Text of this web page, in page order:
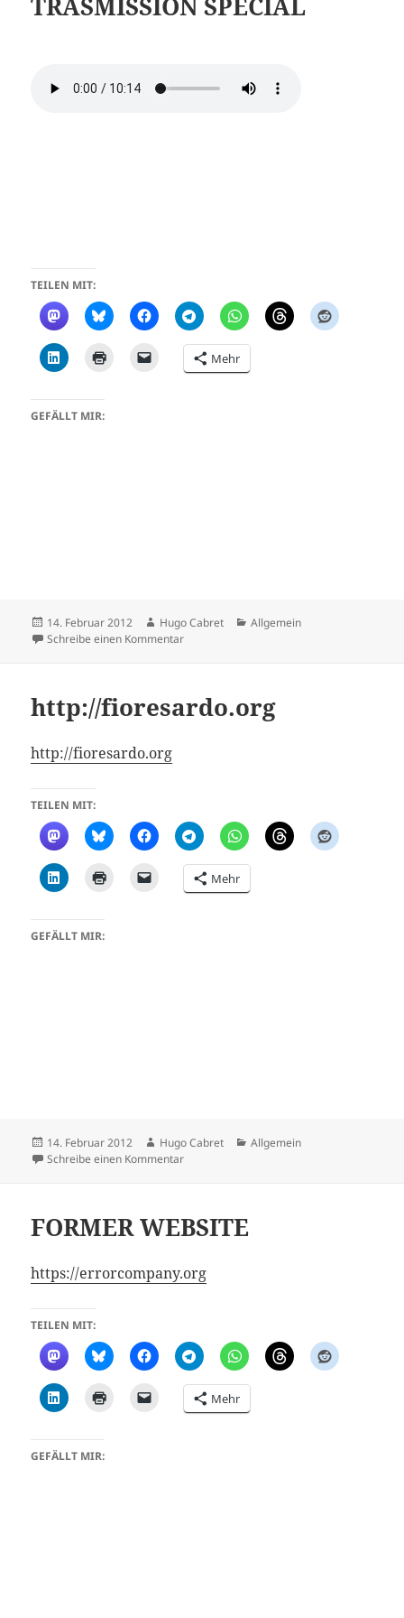
TEILEN MIT:
Mehr
GEFÄLLT MIR:
Veröffentlicht
am
14. Februar 2012 Autor
Hugo Cabret Kategorien
Allgemein
Schreibe einen Kommentarzu TRASMISSION SPECIAL
http://fioresardo.org
http://fioresardo.org
TEILEN MIT:
Mehr
GEFÄLLT MIR:
Veröffentlicht
am
14. Februar 2012 Autor
Hugo Cabret Kategorien
Allgemein
Schreibe einen Kommentarzu http://fioresardo.org
FORMER WEBSITE
https://errorcompany.org
TEILEN MIT:
Mehr
GEFÄLLT MIR: